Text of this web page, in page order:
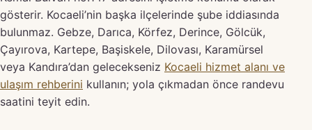
gösterir. Kocaeli’nin başka ilçelerinde şube iddiasında
bulunmaz. Gebze, Darıca, Körfez, Derince, Gölcük,
Çayırova, Kartepe, Başiskele, Dilovası, Karamürsel
veya Kandıra’dan gelecekseniz Kocaeli hizmet alanı ve
ulaşım rehberini kullanın; yola çıkmadan önce randevu
saatini teyit edin.